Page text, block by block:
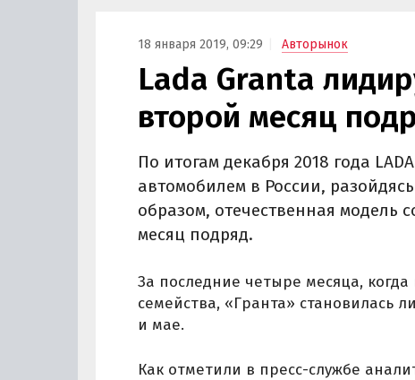
18 января 2019, 09:29 Авторынок
Lada Granta
второй месяц
По итогам декабря 2018 года
автомобилем в России,
образом, отечественная
месяц подряд.
За последние четыре месяца,
семейства, «Гранта» становилась
и мае.
Как отметили в пресс-службе